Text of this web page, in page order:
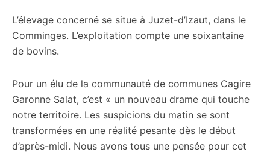
L’élevage concerné se situe à Juzet-d’Izaut, dans le
Comminges. L’exploitation compte une soixantaine
de bovins.
Pour un élu de la communauté de communes Cagire
Garonne Salat, c’est « un nouveau drame qui touche
notre territoire. Les suspicions du matin se sont
transformées en une réalité pesante dès le début
d’après-midi. Nous avons tous une pensée pour cet